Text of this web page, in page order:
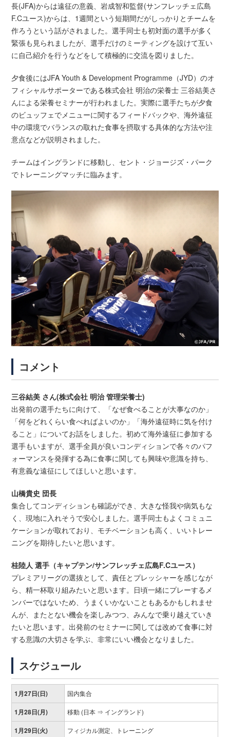
長(JFA)からは遠征の意義、岩成智和監督(サンフレッチェ広島
F.Cユース)からは、1週間という短期間だがしっかりとチームを
作ろうという話がされました。選手同士も初対面の選手が多く
緊張も見られましたが、選手だけのミーティングを設けて互い
に自己紹介を行うなどをして積極的に交流を図りました。
夕食後にはJFA Youth & Development Programme（JYD）のオ
フィシャルサポーターである株式会社 明治の栄養士 三谷結美さ
んによる栄養セミナーが行われました。実際に選手たちが夕食
のビュッフェでメニューに関するフィードバックや、海外遠征
中の環境でバランスの取れた食事を摂取する具体的な方法や注
意点などが説明されました。
チームはイングランドに移動し、セント・ジョージズ・パーク
でトレーニングマッチに臨みます。
コメント
三谷結美 さん(株式会社 明治 管理栄養士)
出発前の選手たちに向けて、「なぜ食べることが大事なのか」
「何をどれくらい食べればよいのか」「海外遠征時に気を付け
ること」についてお話をしました。初めて海外遠征に参加する
選手もいますが、選手全員が良いコンディションで各々のパフ
ォーマンスを発揮する為に食事に関しても興味や意識を持ち、
有意義な遠征にしてほしいと思います。
山橋貴史 団長
集合してコンディションも確認ができ、大きな怪我や病気もな
く、現地に入れそうで安心しました。選手同士もよくコミュニ
ケーションが取れており、モチベーションも高く、いいトレー
ニングを期待したいと思います。
桂陸人 選手（キャプテン/サンフレッチェ広島F.Cユース）
プレミアリーグの選抜として、責任とプレッシャーを感じなが
ら、精一杯取り組みたいと思います。日頃一緒にプレーするメ
ンバーではないため、うまくいかないこともあるかもしれませ
んが、またとない機会を楽しみつつ、みんなで乗り越えていき
たいと思います。出発前のセミナーに関しては改めて食事に対
する意識の大切さを学ぶ、非常にいい機会となりました。
スケジュール
1月27日(日) 国内集合
1月28日(月) 移動 (日本 ⇒ イングランド)
1月29日(火) フィジカル測定、トレーニング